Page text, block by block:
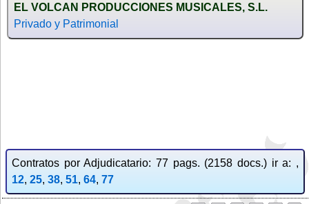
EL VOLCAN PRODUCCIONES MUSICALES, S.L.
Privado y Patrimonial
Contratos por Adjudicatario: 77 pags. (2158 docs.) ir a: ,
12, 25, 38, 51, 64, 77